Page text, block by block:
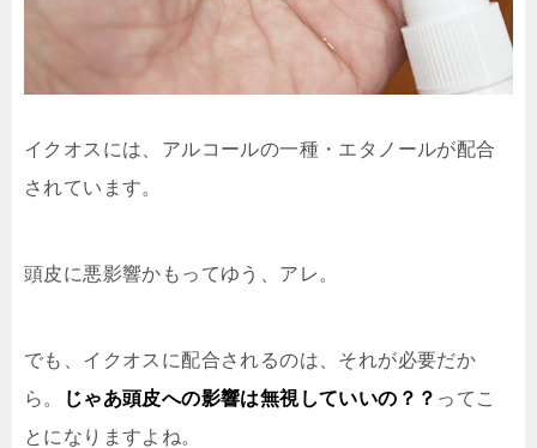
イクオスには、アルコールの一種・エタノールが配合
されています。
頭皮に悪影響かもってゆう、アレ。
でも、イクオスに配合されるのは、それが必要だか
ら。
じゃあ頭皮への影響は無視していいの？？ ってこ
とになりますよね。